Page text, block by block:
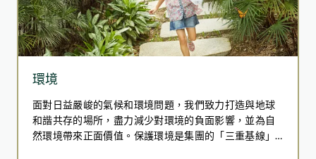
環境
面對日益嚴峻的氣候和環境問題，我們致力打造與地球
和諧共存的場所，盡力減少對環境的負面影響，並為自
然環境帶來正面價值。保護環境是集團的「三重基線」